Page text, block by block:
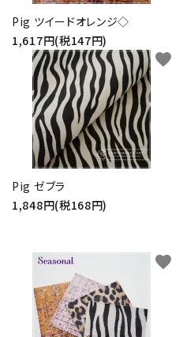
Pig ツイードオレンジ◇
1,617円(税147円)
Pig ゼブラ
1,848円(税168円)
favorite
favorite